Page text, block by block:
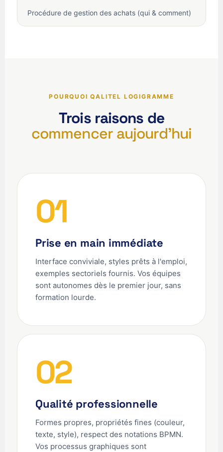
Procédure de gestion des achats (qui & comment)
POURQUOI QALITEL LOGIGRAMME
Trois raisons de
commencer aujourd'hui
01
Prise en main immédiate
Interface conviviale, styles prêts à l'emploi,
exemples sectoriels fournis. Vos équipes
sont autonomes dès le premier jour, sans
formation lourde.
02
Qualité professionnelle
Formes propres, propriétés fines (couleur,
texte, style), respect des notations BPMN.
Vos processus graphiques sont